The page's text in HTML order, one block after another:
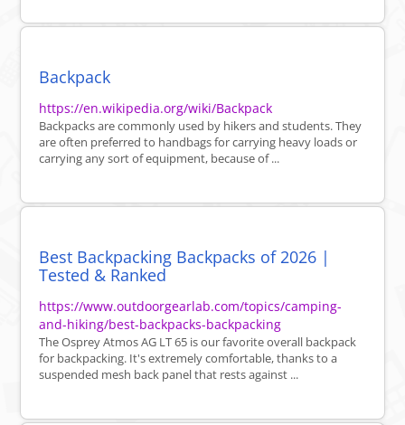
Backpack
https://en.wikipedia.org/wiki/Backpack
Backpacks are commonly used by hikers and students. They
are often preferred to handbags for carrying heavy loads or
carrying any sort of equipment, because of ...
Best Backpacking Backpacks of 2026 |
Tested & Ranked
https://www.outdoorgearlab.com/topics/camping-
and-hiking/best-backpacks-backpacking
The Osprey Atmos AG LT 65 is our favorite overall backpack
for backpacking. It's extremely comfortable, thanks to a
suspended mesh back panel that rests against ...